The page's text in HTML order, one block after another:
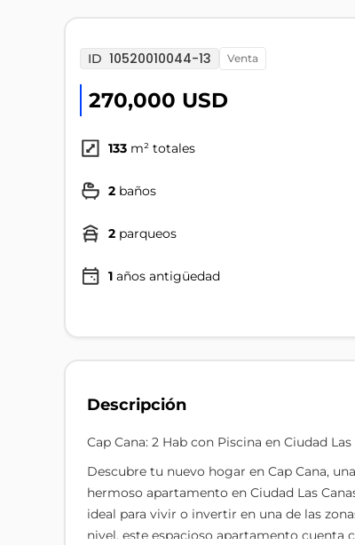
ID 10520010044-13 venta
270,000 USD
133 m² totales
2 baños
2 parqueos
1 años antigüedad
Descripción
Cap Cana: 2 Hab con Piscina en Ciudad Las
Descubre tu nuevo hogar en Cap Cana,
hermoso apartamento en Ciudad Las
ideal para vivir o invertir en una de las
nivel, este espacioso apartamento cuenta